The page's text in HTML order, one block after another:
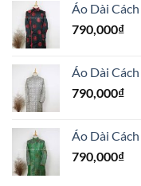
Áo Dài
790,000₫
Áo Dài
790,000₫
Áo Dài
790,000₫